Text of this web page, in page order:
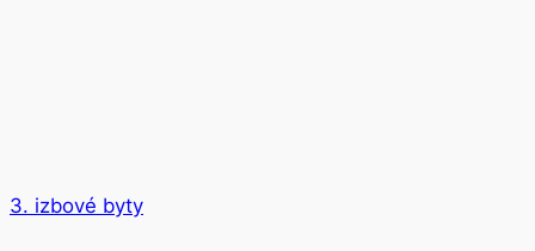
3. izbové byty